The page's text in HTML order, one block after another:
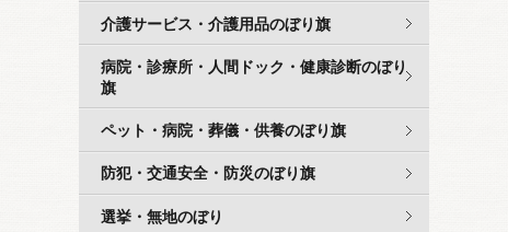
介護サービス・介護用品のぼり旗
病院・診療所・人間ドック・健康診断のぼり
旗
ペット・病院・葬儀・供養のぼり旗
防犯・交通安全・防災のぼり旗
選挙・無地のぼり